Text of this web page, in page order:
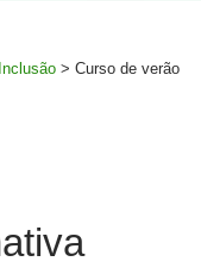
> Curso de verão